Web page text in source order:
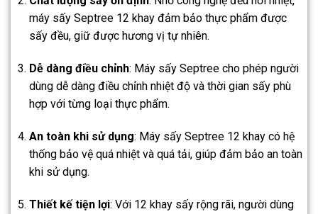
máy sấy Septree 12 khay đảm bảo thực phẩm được
sấy đều, giữ được hương vị tự nhiên.
Dễ dàng điều chỉnh: Máy sấy Septree cho phép người
dùng dễ dàng điều chỉnh nhiệt độ và thời gian sấy phù
hợp với từng loại thực phẩm.
An toàn khi sử dụng: Máy sấy Septree 12 khay có hệ
thống bảo vệ quá nhiệt và quá tải, giúp đảm bảo an toàn
khi sử dụng.
Thiết kế tiện lợi: Với 12 khay sấy rộng rãi, người dùng